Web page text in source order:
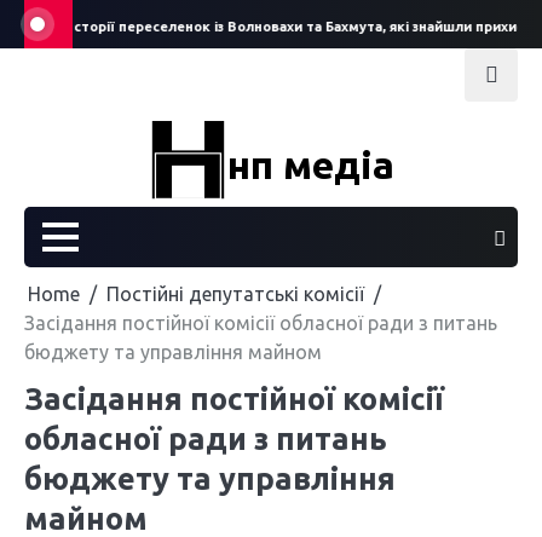
Skip
Історії переселенок із Волновахи та Бахмута, які знайшли
нп медіа
Home
Постійні депутатські комісії
Засідання постійної комісії обласної ради з питань
бюджету та управління майном
Засідання постійної комісії
обласної ради з питань
бюджету та управління
майном